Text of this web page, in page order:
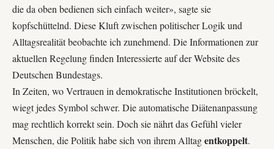
die da oben bedienen sich einfach weiter», sagte sie
kopfschüttelnd. Diese Kluft zwischen politischer Logik und
Alltagsrealität beobachte ich zunehmend. Die Informationen zur
aktuellen Regelung finden Interessierte auf derWebsite des
Deutschen Bundestags.
In Zeiten, wo Vertrauen in demokratische Institutionen bröckelt,
wiegt jedes Symbol schwer. Die automatische Diätenanpassung
mag rechtlich korrekt sein. Doch sie nährt das Gefühl vieler
Menschen, die Politik habe sich von ihrem Alltagentkoppelt.